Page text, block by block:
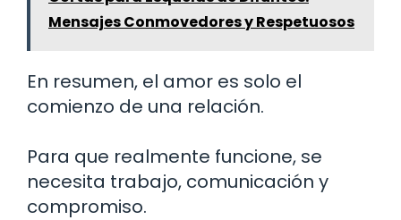
Mensajes Conmovedores y Respetuosos
En resumen, el amor es solo el
comienzo de una relación.
Para que realmente funcione, se
necesita trabajo, comunicación y
compromiso.